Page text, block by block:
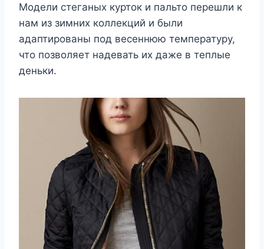
Модели стеганых курток и пальто перешли к
нам из зимних коллекций и были
адаптированы под весеннюю температуру,
что позволяет надевать их даже в теплые
деньки.